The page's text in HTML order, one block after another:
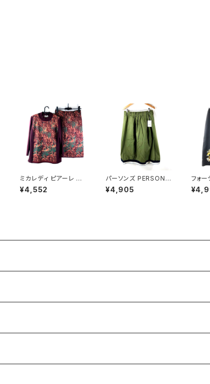
ミカレディ ピアーレ MI
CALADY piare セット
アップ ニット 花柄 肩パ
¥4,552
パーソンズ PERSON'S
スカート ロング タグ付
き 両サイドポケット ブラ
¥4,905
フォー
ニュー